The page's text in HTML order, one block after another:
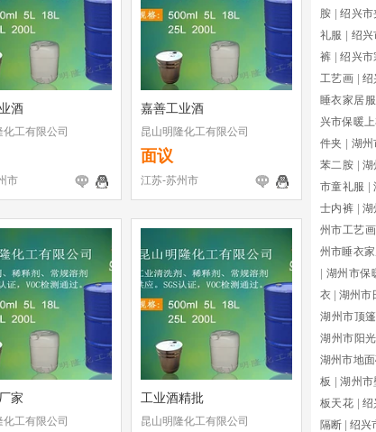
酒
化工有限公司
市
嘉善工业酒
昆山明隆化工有限公司
面议
江苏-苏州市
家
化工有限公司
工业酒精批
昆山明隆化工有限公司
胺
绍兴市
礼服
绍兴
裤
绍兴市
工艺画
绍
睡衣家居服
兴市保暖
件夹
湖
苯二胺
湖
市童礼服
士内裤
湖
州市工艺画
州市睡衣
湖州市保
衣
湖州市
湖州市顶
湖州市阳
湖州市地
板
湖州市
板天花
绍
隔断
绍兴